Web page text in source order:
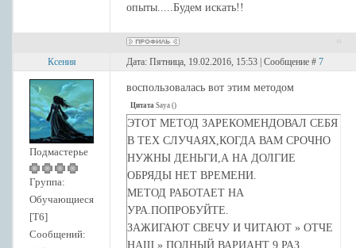
опыты.....Будем искать!!
Ксения Дата: Пятница, 19.02.2016, 15:53 | Сообщение # 7
Подмастерье
Группа:
Обучающиеся
[Т6]
Сообщений:
воспользовалась вот этим методом
Цитата Saya ()
ЭТОТ МЕТОД ЗАРЕКОМЕНДОВАЛ СЕБЯ
В ТЕХ СЛУЧАЯХ,КОГДА ВАМ СРОЧНО
НУЖНЫ ДЕНЬГИ,А НА ДОЛГИЕ
ОБРЯДЫ НЕТ ВРЕМЕНИ.
МЕТОД РАБОТАЕТ НА
УРА.ПОПРОБУЙТЕ.
ЗАЖИГАЮТ СВЕЧУ И ЧИТАЮТ » ОТЧЕ
НАШ » ПОЛНЫЙ ВАРИАНТ 9 РАЗ.